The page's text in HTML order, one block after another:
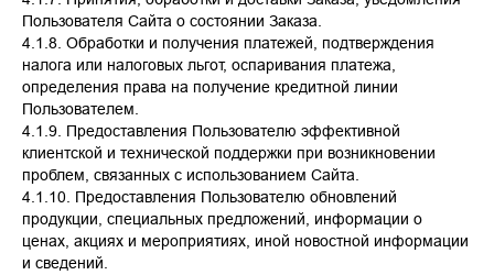
Пользователя Сайта о состоянии Заказа.
4.1.8. Обработки и получения платежей, подтверждения
налога или налоговых льгот, оспаривания платежа,
определения права на получение кредитной линии
Пользователем.
4.1.9. Предоставления Пользователю эффективной
клиентской и технической поддержки при возникновении
проблем, связанных с использованием Сайта.
4.1.10. Предоставления Пользователю обновлений
продукции, специальных предложений, информации о
ценах, акциях и мероприятиях, иной новостной информации
и сведений.